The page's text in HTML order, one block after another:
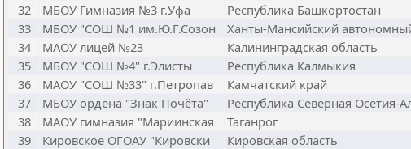
32
МБОУ Гимназия №3 г.Уфа Республика Башкортостан
33
МБОУ "СОШ №1 им.Ю.Г.Созон Ханты-Мансийский
34
МАОУ лицей №23 Калининградская область
35
МБОУ "СОШ №4" г.Элисты Республика Калмыкия
36
МАОУ "СОШ №33" г.Петропав Камчатский край
37
МБОУ ордена "Знак Почёта" Республика Северная Осетия-
38
МАОУ гимназия "Мариинская Таганрог
39
Кировское ОГОАУ "Кировски Кировская область